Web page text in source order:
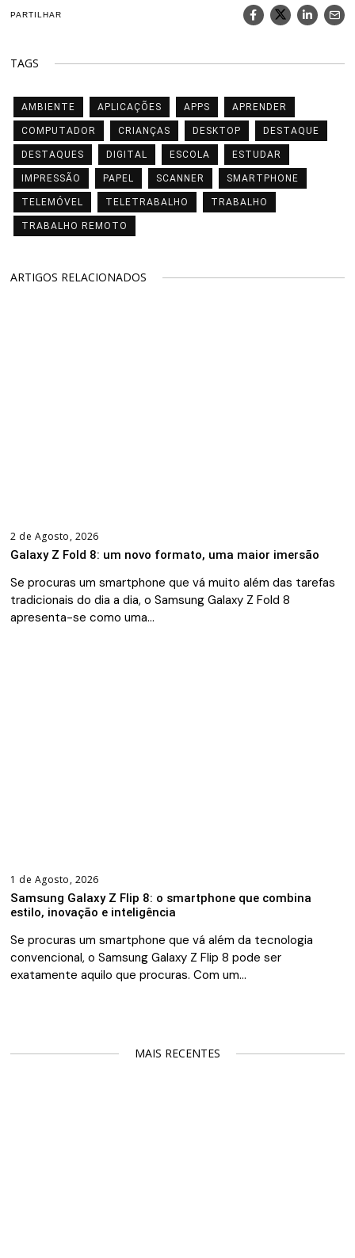
PARTILHAR
TAGS
AMBIENTE APLICAÇÕES APPS APRENDER
COMPUTADOR CRIANÇAS DESKTOP DESTAQUE
DESTAQUES DIGITAL ESCOLA ESTUDAR
IMPRESSÃO PAPEL SCANNER SMARTPHONE
TELEMÓVEL TELETRABALHO TRABALHO
TRABALHO REMOTO
ARTIGOS RELACIONADOS
2 de Agosto, 2026
Galaxy Z Fold 8: um novo formato, uma maior imersão
Se procuras um smartphone que vá muito além das tarefas
tradicionais do dia a dia, o Samsung Galaxy Z Fold 8
apresenta-se como uma…
1 de Agosto, 2026
Samsung Galaxy Z Flip 8: o smartphone que combina
estilo, inovação e inteligência
Se procuras um smartphone que vá além da tecnologia
convencional, o Samsung Galaxy Z Flip 8 pode ser
exatamente aquilo que procuras. Com um…
MAIS RECENTES